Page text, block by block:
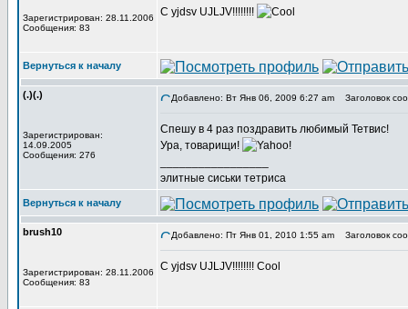
Зарегистрирован: 28.11.2006
Сообщения: 83
C yjdsv UJLJV!!!!!!!!
Вернуться к началу
(.)(.)
Зарегистрирован:
14.09.2005
Сообщения: 276
Добавлено: Вт Янв 06, 2009 6:27 am Заголовок
Спешу в 4 раз поздравить любимый Тетвис!
Ура, товарищи!
элитные сиськи тетриса
Вернуться к началу
brush10
Зарегистрирован: 28.11.2006
Сообщения: 83
Добавлено: Пт Янв 01, 2010 1:55 am Заголовок
C yjdsv UJLJV!!!!!!!! Cool